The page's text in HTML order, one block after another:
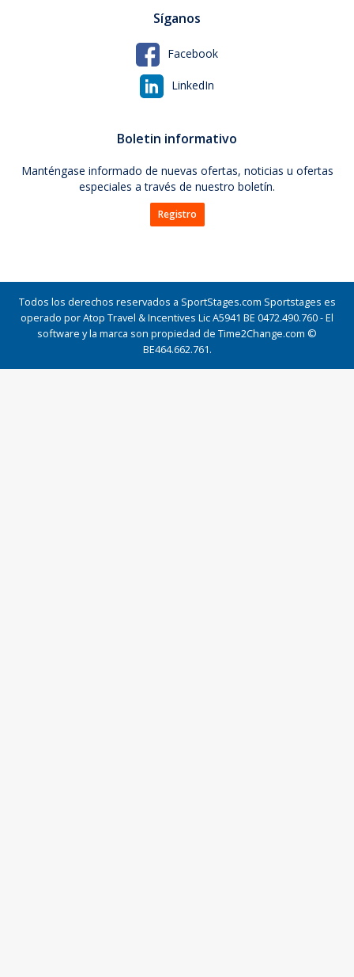
Síganos
Facebook
LinkedIn
Boletin informativo
Manténgase informado de nuevas ofertas, noticias u ofertas
especiales a través de nuestro boletín.
Registro
Todos los derechos reservados a SportStages.com Sportstages es
operado por Atop Travel & Incentives Lic A5941 BE 0472.490.760 - El
software y la marca son propiedad de Time2Change.com ©
BE464.662.761.